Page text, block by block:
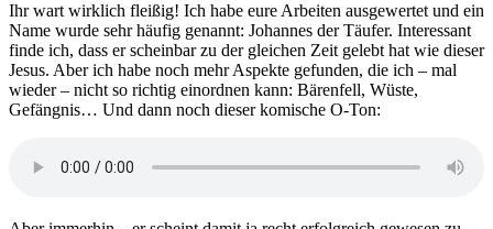
Ihr wart wirklich fleißig! Ich habe eure Arbeiten ausgewertet und ein
Name wurde sehr häufig genannt: Johannes der Täufer. Interessant
finde ich, dass er scheinbar zu der gleichen Zeit gelebt hat wie dieser
Jesus. Aber ich habe noch mehr Aspekte gefunden, die ich – mal
wieder – nicht so richtig einordnen kann: Bärenfell, Wüste,
Gefängnis… Und dann noch dieser komische O-Ton: